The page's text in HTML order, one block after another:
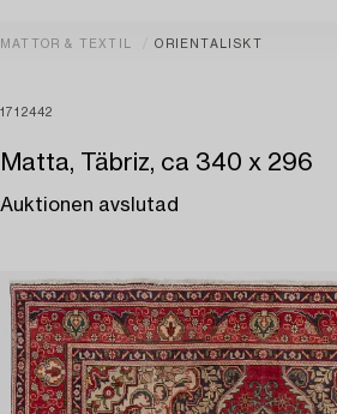
MATTOR & TEXTIL ORIENTALISKT
1712442
Matta, Täbriz, ca 340 x 296
Auktionen avslutad